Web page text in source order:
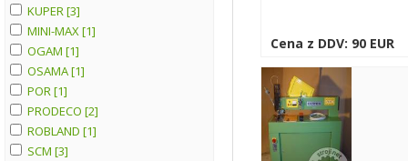
KUPER [3]
MINI-MAX [1]
OGAM [1]
OSAMA [1]
POR [1]
PRODECO [2]
ROBLAND [1]
SCM [3]
Cena z DDV: 90 EUR